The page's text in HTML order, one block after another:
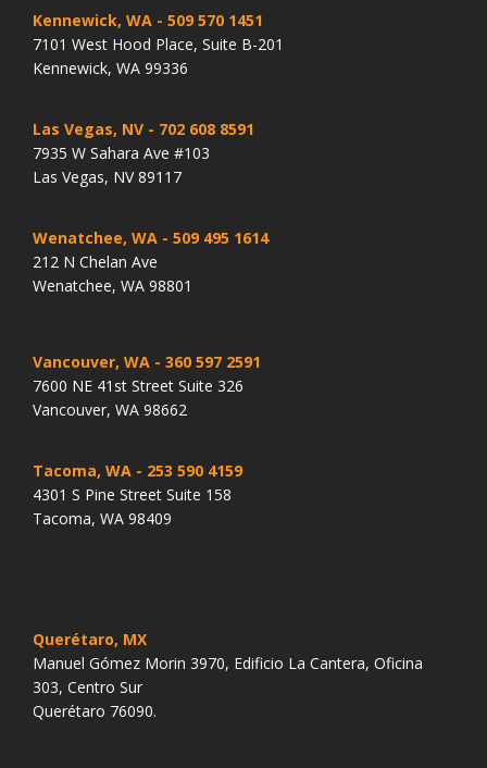
Kennewick, WA - 509 570 1451
7101 West Hood Place, Suite B-201
Kennewick, WA 99336
Las Vegas, NV - 702 608 8591
7935 W Sahara Ave #103
Las Vegas, NV 89117
Wenatchee, WA - 509 495 1614
212 N Chelan Ave
Wenatchee, WA 98801
Vancouver, WA - 360 597 2591
7600 NE 41st Street Suite 326
Vancouver, WA 98662
Tacoma, WA - 253 590 4159
4301 S Pine Street Suite 158
Tacoma, WA 98409
Querétaro, MX
Manuel Gómez Morin 3970, Edificio La Cantera, Oficina
303, Centro Sur
Querétaro 76090.